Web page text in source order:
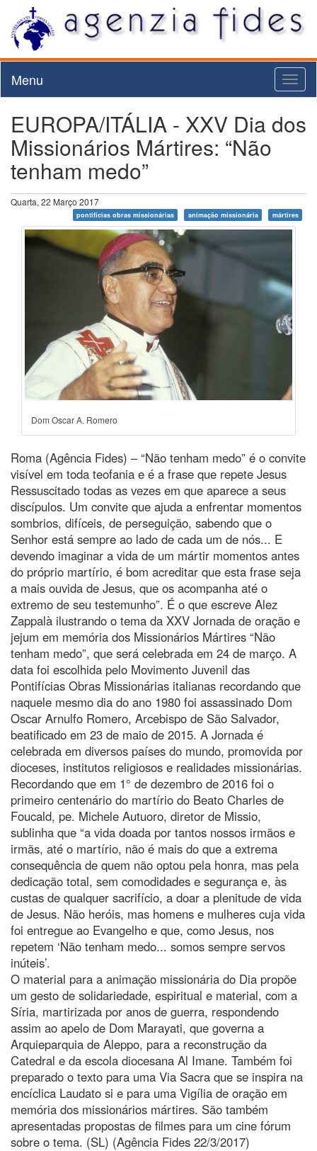
Menu
EUROPA/ITÁLIA - XXV Dia dos
Missionários Mártires: “Não
tenham medo”
Quarta, 22 Março 2017
pontifícias obras missionárias animação missionária mártires
Dom Oscar A. Romero
Roma (Agência Fides) – “Não tenham medo” é o convite
visível em toda teofania e é a frase que repete Jesus
Ressuscitado todas as vezes em que aparece a seus
discípulos. Um convite que ajuda a enfrentar momentos
sombrios, difíceis, de perseguição, sabendo que o
Senhor está sempre ao lado de cada um de nós... E
devendo imaginar a vida de um mártir momentos antes
do próprio martírio, é bom acreditar que esta frase seja
a mais ouvida de Jesus, que os acompanha até o
extremo de seu testemunho”. É o que escreve Alez
Zappalà ilustrando o tema da XXV Jornada de oração e
jejum em memória dos Missionários Mártires “Não
tenham medo”, que será celebrada em 24 de março. A
data foi escolhida pelo Movimento Juvenil das
Pontifícias Obras Missionárias italianas recordando que
naquele mesmo dia do ano 1980 foi assassinado Dom
Oscar Arnulfo Romero, Arcebispo de São Salvador,
beatificado em 23 de maio de 2015. A Jornada é
celebrada em diversos países do mundo, promovida por
dioceses, institutos religiosos e realidades missionárias.
Recordando que em 1° de dezembro de 2016 foi o
primeiro centenário do martírio do Beato Charles de
Foucald, pe. Michele Autuoro, diretor de Missio,
sublinha que “a vida doada por tantos nossos irmãos e
irmãs, até o martírio, não é mais do que a extrema
consequência de quem não optou pela honra, mas pela
dedicação total, sem comodidades e segurança e, às
custas de qualquer sacrifício, a doar a plenitude de vida
de Jesus. Não heróis, mas homens e mulheres cuja vida
foi entregue ao Evangelho e que, como Jesus, nos
repetem ‘Não tenham medo... somos sempre servos
inúteis’.
O material para a animação missionária do Dia propõe
um gesto de solidariedade, espiritual e material, com a
Síria, martirizada por anos de guerra, respondendo
assim ao apelo de Dom Marayati, que governa a
Arquieparquia de Aleppo, para a reconstrução da
Catedral e da escola diocesana Al Imane. Também foi
preparado o texto para uma Via Sacra que se inspira na
encíclica Laudato si e para uma Vigília de oração em
memória dos missionários mártires. São também
apresentadas propostas de filmes para um cine fórum
sobre o tema. (SL) (Agência Fides 22/3/2017)